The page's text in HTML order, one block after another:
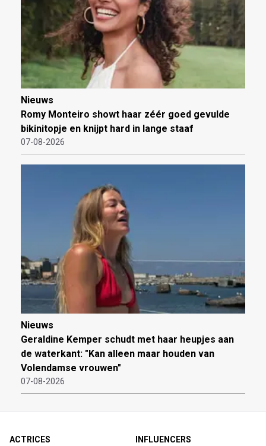
Nieuws
Romy Monteiro showt haar zéér goed gevulde
bikinitopje en knijpt hard in lange staaf
07-08-2026
Nieuws
Geraldine Kemper schudt met haar heupjes aan
de waterkant: "Kan alleen maar houden van
Volendamse vrouwen"
07-08-2026
ACTRICES
INFLUENCERS